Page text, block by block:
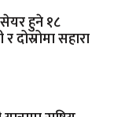
हुने १८
दोस्रोमा सहारा